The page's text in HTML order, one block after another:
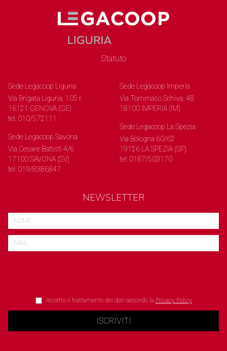
Statuto
Sede Legacoop Liguria
Via Brigata Liguria, 105 r.
16121 GENOVA (GE)
tel: 010/572111
Sede Legacoop Savona
Via Cesare Battisti 4/6
17100 SAVONA (SV)
tel: 019/8386847
Sede Legacoop Imperia
Via Tommaso Schiva, 48
18100 IMPERIA (IM)
Sede Legacoop La Spezia
Via Bologna 60/62
19126 LA SPEZIA (SP)
tel: 0187/503170
NEWSLETTER
Accetto il trattamento dei dati secondo la Privacy Policy
ISCRIVITI